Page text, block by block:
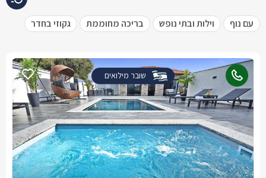
עם נוף וילות ובתי נופש בריכה מחוממת גקוזי בחדר
שובר מילואים